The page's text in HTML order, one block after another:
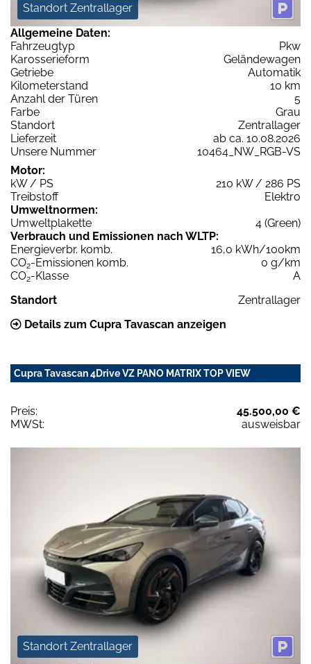
Standort Zentrallager
Allgemeine Daten:
Fahrzeugtyp
Pkw
Karosserieform
Geländewagen
Getriebe
Automatik
Kilometerstand
10 km
Anzahl der Türen
5
Farbe
Grau
Standort
Zentrallager
Lieferzeit
ab ca. 10.08.2026
Unsere Nummer
10464_NW_RGB-VS
Motor:
kW / PS
210 kW / 286 PS
Treibstoff
Elektro
Umweltnormen:
Umweltplakette
4 (Green)
Verbrauch und Emissionen nach WLTP:
Energieverbr. komb.
16,0 kWh/100km
CO2-Emissionen komb.
0 g/km
CO2-Klasse
A
Standort
Zentrallager
Details zum Cupra Tavascan anzeigen
Cupra Tavascan 4Drive VZ PANO MATRIX TOP VIEW
Preis:
45.500,00 €
MWSt:
ausweisbar
Standort Zentrallager